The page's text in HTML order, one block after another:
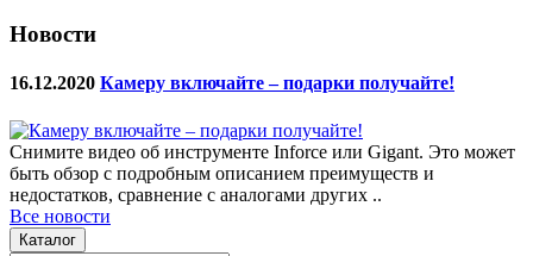
Новости
16.12.2020 Камеру включайте – подарки получайте!
Снимите видео об инструменте Inforce или Gigant. Это может
быть обзор с подробным описанием преимуществ и
недостатков, сравнение с аналогами других ..
Все новости
Каталог